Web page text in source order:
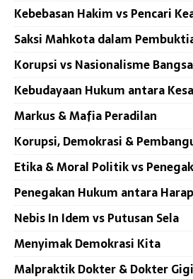
Kebebasan Hakim vs Pencari
Saksi Mahkota dalam
Korupsi vs Nasionalisme Bangsa
Kebudayaan Hukum antara
Markus & Mafia Peradilan
Korupsi, Demokrasi &
Etika & Moral Politik vs
Penegakan Hukum antara
Nebis In Idem vs Putusan Sela
Menyimak Demokrasi Kita
Malpraktik Dokter & Dokter Gigi